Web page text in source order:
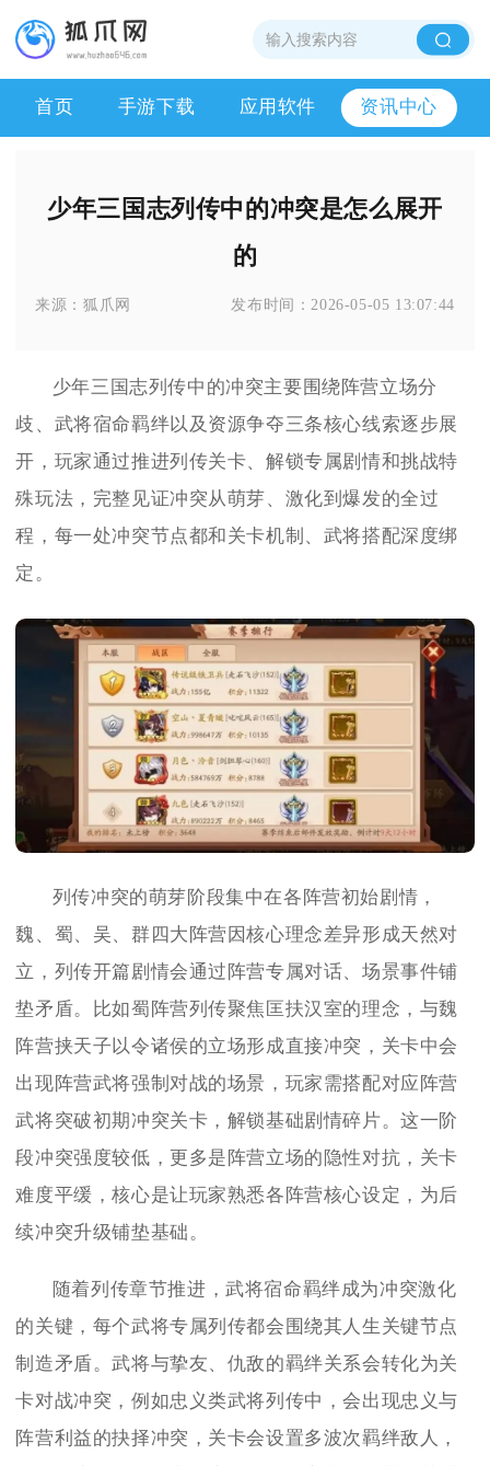
首页 手游下载 应用软件 资讯中心
少年三国志列传中的冲突是怎么展开
的
来源：狐爪网 发布时间：2026-05-05 13:07:44
少年三国志列传中的冲突主要围绕阵营立场分
歧、武将宿命羁绊以及资源争夺三条核心线索逐步展
开，玩家通过推进列传关卡、解锁专属剧情和挑战特
殊玩法，完整见证冲突从萌芽、激化到爆发的全过
程，每一处冲突节点都和关卡机制、武将搭配深度绑
定。
列传冲突的萌芽阶段集中在各阵营初始剧情，
魏、蜀、吴、群四大阵营因核心理念差异形成天然对
立，列传开篇剧情会通过阵营专属对话、场景事件铺
垫矛盾。比如蜀阵营列传聚焦匡扶汉室的理念，与魏
阵营挟天子以令诸侯的立场形成直接冲突，关卡中会
出现阵营武将强制对战的场景，玩家需搭配对应阵营
武将突破初期冲突关卡，解锁基础剧情碎片。这一阶
段冲突强度较低，更多是阵营立场的隐性对抗，关卡
难度平缓，核心是让玩家熟悉各阵营核心设定，为后
续冲突升级铺垫基础。
随着列传章节推进，武将宿命羁绊成为冲突激化
的关键，每个武将专属列传都会围绕其人生关键节点
制造矛盾。武将与挚友、仇敌的羁绊关系会转化为关
卡对战冲突，例如忠义类武将列传中，会出现忠义与
阵营利益的抉择冲突，关卡会设置多波次羁绊敌人，